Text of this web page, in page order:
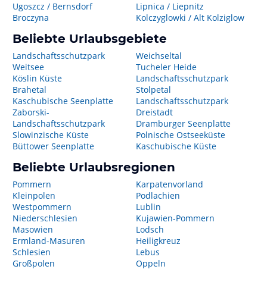
Ugoszcz / Bernsdorf
Broczyna
Lipnica / Liepnitz
Kolczyglowki / Alt Kolziglow
Beliebte Urlaubsgebiete
Landschaftsschutzpark
Weitsee
Köslin Küste
Brahetal
Kaschubische Seenplatte
Zaborski-
Landschaftsschutzpark
Slowinzische Küste
Büttower Seenplatte
Weichseltal
Tucheler Heide
Landschaftsschutzpark
Stolpetal
Landschaftsschutzpark
Dreistadt
Dramburger Seenplatte
Polnische Ostseeküste
Kaschubische Küste
Beliebte Urlaubsregionen
Pommern
Kleinpolen
Westpommern
Niederschlesien
Masowien
Ermland-Masuren
Schlesien
Großpolen
Karpatenvorland
Podlachien
Lublin
Kujawien-Pommern
Lodsch
Heiligkreuz
Lebus
Oppeln